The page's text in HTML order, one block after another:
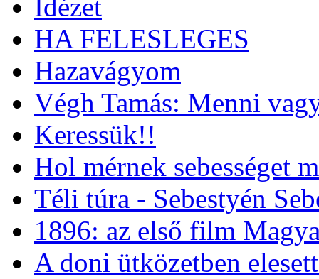
Idézet
HA FELESLEGES
Hazavágyom
Végh Tamás: Menni
Keressük!!
Hol mérnek sebességet
Téli túra - Sebestyén
1896: az első film
A doni ütközetben